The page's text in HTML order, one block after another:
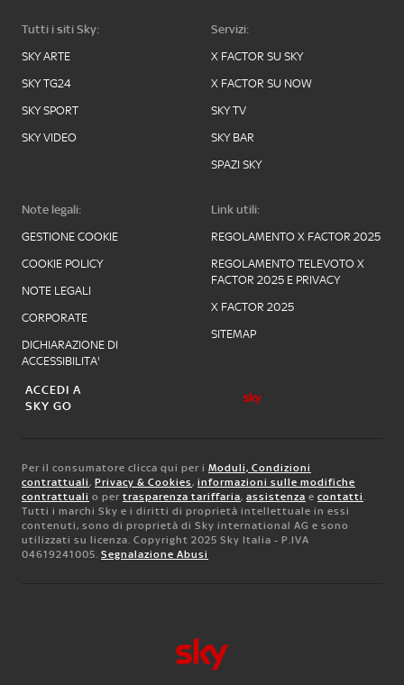
Tutti i siti Sky:
SKY ARTE
SKY TG24
SKY SPORT
SKY VIDEO
Servizi:
X FACTOR SU SKY
X FACTOR SU NOW
SKY TV
SKY BAR
SPAZI SKY
Note legali:
GESTIONE COOKIE
COOKIE POLICY
NOTE LEGALI
CORPORATE
DICHIARAZIONE DI
ACCESSIBILITA'
Link utili:
REGOLAMENTO X FACTOR 2025
REGOLAMENTO TELEVOTO X
FACTOR 2025 E PRIVACY
X FACTOR 2025
SITEMAP
ACCEDI A
SKY GO
Per il consumatore clicca qui per i Moduli, Condizioni
contrattuali, Privacy & Cookies, informazioni sulle modifiche
contrattuali o per trasparenza tariffaria, assistenza e contatti.
Tutti i marchi Sky e i diritti di proprietà intellettuale in essi
contenuti, sono di proprietà di Sky international AG e sono
utilizzati su licenza. Copyright 2025 Sky Italia - P.IVA
04619241005. Segnalazione Abusi